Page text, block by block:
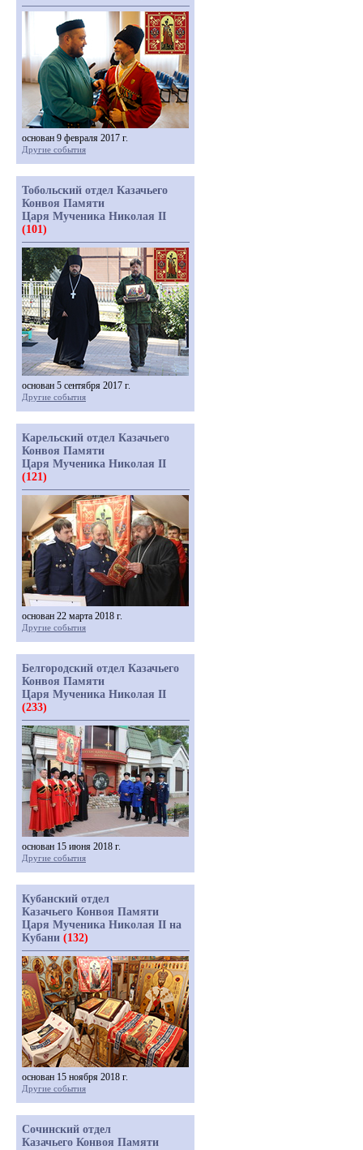
основан 9 февраля 2017 г.
Другие события
Тобольский отдел Казачьего
Конвоя Памяти
Царя Мученика Николая II
(101)
основан 5 сентября 2017 г.
Другие события
Карельский отдел Казачьего
Конвоя Памяти
Царя Мученика Николая II
(121)
основан 22 марта 2018 г.
Другие события
Белгородский отдел Казачьего
Конвоя Памяти
Царя Мученика Николая II
(233)
основан 15 июня 2018 г.
Другие события
Кубанский отдел
Казачьего Конвоя Памяти
Царя Мученика Николая II на
Кубани (132)
основан 15 ноября 2018 г.
Другие события
Сочинский отдел
Казачьего Конвоя Памяти